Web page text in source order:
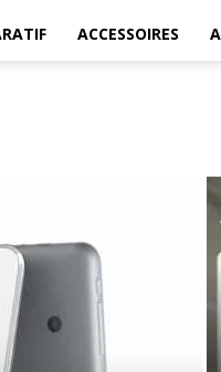
ACCESSOIRES